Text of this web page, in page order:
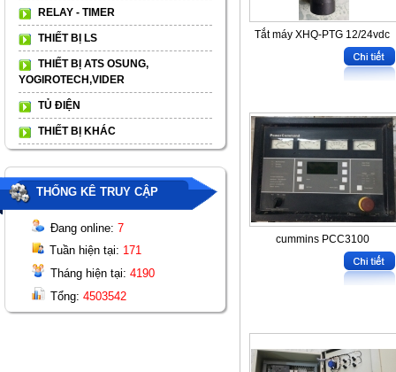
RELAY - TIMER
THIẾT BỊ LS
THIẾT BỊ ATS OSUNG,
YOGIROTECH,VIDER
TỦ ĐIỆN
THIẾT BỊ KHÁC
THỐNG KÊ TRUY CẬP
Đang online: 7
Tuần hiện tại: 171
Tháng hiện tại: 4190
Tổng: 4503542
Tắt máy XHQ-PTG 12/24vdc
cummins PCC3100